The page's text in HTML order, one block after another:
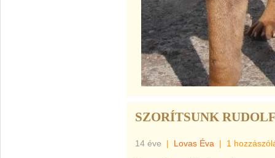
SZORÍTSUNK
14 éve | Lovas Éva | 1